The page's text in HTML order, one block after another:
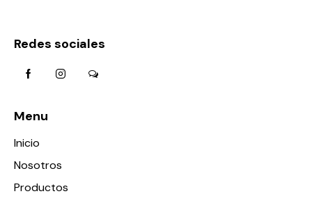
Redes sociales
Menu
Inicio
Nosotros
Productos